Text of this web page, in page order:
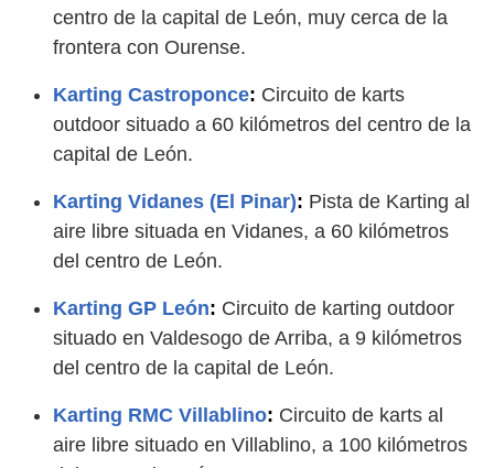
centro de la capital de León, muy cerca de la
frontera con Ourense.
Karting Castroponce: Circuito de karts
outdoor situado a 60 kilómetros del centro de la
capital de León.
Karting Vidanes (El Pinar): Pista de Karting al
aire libre situada en Vidanes, a 60 kilómetros
del centro de León.
Karting GP León: Circuito de karting outdoor
situado en Valdesogo de Arriba, a 9 kilómetros
del centro de la capital de León.
Karting RMC Villablino: Circuito de karts al
aire libre situado en Villablino, a 100 kilómetros